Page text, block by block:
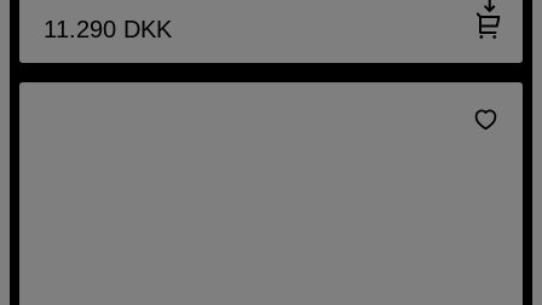
11.290 DKK